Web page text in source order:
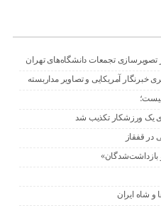
تجمعات دانشگاه‌های تهران
خبرنگار آمریکایی و تصاویر مداربسته
یک ورزشکار تکذیب شد
در قفقاز
بازداشت‌شدگان»
شاه ایران